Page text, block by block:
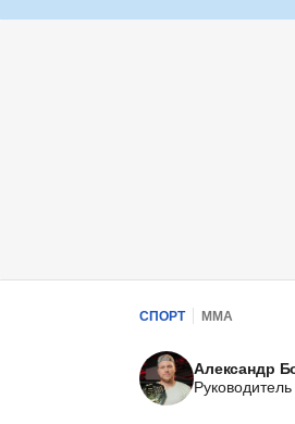
СПОРТ ММА
Александр